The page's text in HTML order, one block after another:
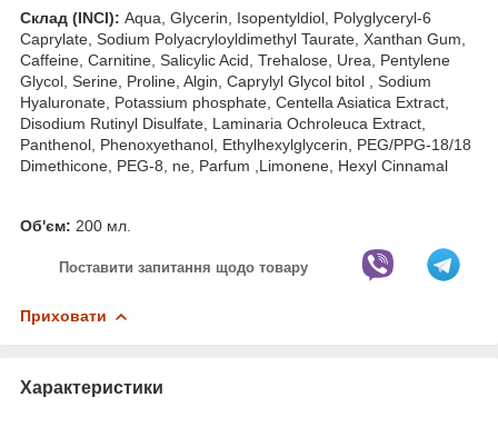
Склад (INCI): Aqua, Glycerin, Isopentyldiol, Polyglyceryl-6
Caprylate, Sodium Polyacryloyldimethyl Taurate, Xanthan Gum,
Caffeine, Carnitine, Salicylic Acid, Trehalose, Urea, Pentylene
Glycol, Serine, Proline, Algin, Caprylyl Glycol bitol , Sodium
Hyaluronate, Potassium phosphate, Centella Asiatica Extract,
Disodium Rutinyl Disulfate, Laminaria Ochroleuca Extract,
Panthenol, Phenoxyethanol, Ethylhexylglycerin, PEG/PPG-18/18
Dimethicone, PEG-8, ne, Parfum ,Limonene, Hexyl Cinnamal
Об'єм: 200 мл.
Поставити запитання щодо товару
Приховати
Характеристики